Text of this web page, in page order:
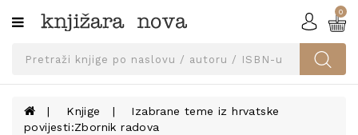
Kategorije
SVEUČILIŠNA
UDŽBENICI
0
Knjige
Izabrane teme iz hrvatske
povijesti:Zbornik radova